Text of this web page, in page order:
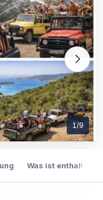
1/9
Was ist enthalten